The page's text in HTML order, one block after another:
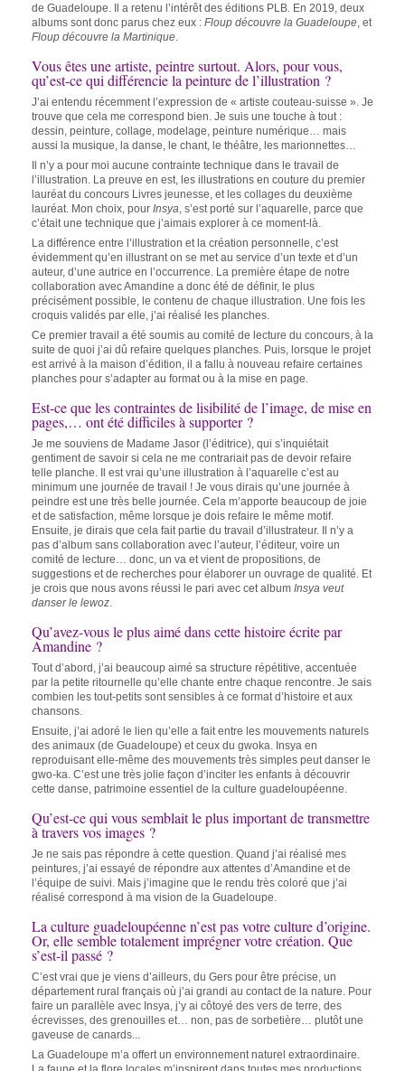
de Guadeloupe. Il a retenu l’intérêt des éditions PLB. En 2019, deux
albums sont donc parus chez eux : Floup découvre la Guadeloupe, et
Floup découvre la Martinique.
Vous êtes une artiste, peintre surtout. Alors, pour vous,
qu’est-ce qui différencie la peinture de l’illustration ?
J’ai entendu récemment l’expression de « artiste couteau-suisse ». Je
trouve que cela me correspond bien. Je suis une touche à tout :
dessin, peinture, collage, modelage, peinture numérique… mais
aussi la musique, la danse, le chant, le théâtre, les marionnettes…
Il n’y a pour moi aucune contrainte technique dans le travail de
l’illustration. La preuve en est, les illustrations en couture du premier
lauréat du concours Livres jeunesse, et les collages du deuxième
lauréat. Mon choix, pour Insya, s’est porté sur l’aquarelle, parce que
c’était une technique que j’aimais explorer à ce moment-là.
La différence entre l’illustration et la création personnelle, c’est
évidemment qu’en illustrant on se met au service d’un texte et d’un
auteur, d’une autrice en l’occurrence. La première étape de notre
collaboration avec Amandine a donc été de définir, le plus
précisément possible, le contenu de chaque illustration. Une fois les
croquis validés par elle, j’ai réalisé les planches.
Ce premier travail a été soumis au comité de lecture du concours, à la
suite de quoi j’ai dû refaire quelques planches. Puis, lorsque le projet
est arrivé à la maison d’édition, il a fallu à nouveau refaire certaines
planches pour s’adapter au format ou à la mise en page.
Est-ce que les contraintes de lisibilité de l’image, de mise en
pages,… ont été difficiles à supporter ?
Je me souviens de Madame Jasor (l’éditrice), qui s’inquiétait
gentiment de savoir si cela ne me contrariait pas de devoir refaire
telle planche. Il est vrai qu’une illustration à l’aquarelle c’est au
minimum une journée de travail ! Je vous dirais qu’une journée à
peindre est une très belle journée. Cela m’apporte beaucoup de joie
et de satisfaction, même lorsque je dois refaire le même motif.
Ensuite, je dirais que cela fait partie du travail d’illustrateur. Il n’y a
pas d’album sans collaboration avec l’auteur, l’éditeur, voire un
comité de lecture… donc, un va et vient de propositions, de
suggestions et de recherches pour élaborer un ouvrage de qualité. Et
je crois que nous avons réussi le pari avec cet album Insya veut
danser le lewoz.
Qu’avez-vous le plus aimé dans cette histoire écrite par
Amandine ?
Tout d’abord, j’ai beaucoup aimé sa structure répétitive, accentuée
par la petite ritournelle qu’elle chante entre chaque rencontre. Je sais
combien les tout-petits sont sensibles à ce format d’histoire et aux
chansons.
Ensuite, j’ai adoré le lien qu’elle a fait entre les mouvements naturels
des animaux (de Guadeloupe) et ceux du gwoka. Insya en
reproduisant elle-même des mouvements très simples peut danser le
gwo-ka. C’est une très jolie façon d’inciter les enfants à découvrir
cette danse, patrimoine essentiel de la culture guadeloupéenne.
Qu’est-ce qui vous semblait le plus important de transmettre
à travers vos images ?
Je ne sais pas répondre à cette question. Quand j’ai réalisé mes
peintures, j’ai essayé de répondre aux attentes d’Amandine et de
l’équipe de suivi. Mais j’imagine que le rendu très coloré que j’ai
réalisé correspond à ma vision de la Guadeloupe.
La culture guadeloupéenne n’est pas votre culture d’origine.
Or, elle semble totalement imprégner votre création. Que
s’est-il passé ?
C’est vrai que je viens d’ailleurs, du Gers pour être précise, un
département rural français où j’ai grandi au contact de la nature. Pour
faire un parallèle avec Insya, j’y ai côtoyé des vers de terre, des
écrevisses, des grenouilles et… non, pas de sorbetière… plutôt une
gaveuse de canards...
La Guadeloupe m’a offert un environnement naturel extraordinaire.